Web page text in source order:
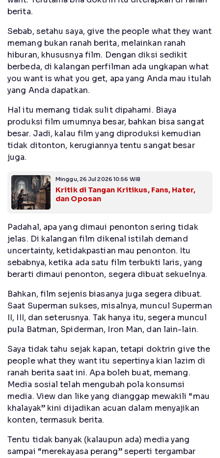
berita.
Sebab, setahu saya, give the people what they want
memang bukan ranah berita, melainkan ranah
hiburan, khususnya film. Dengan diksi sedikit
berbeda, di kalangan perfilman ada ungkapan what
you want is what you get, apa yang Anda mau itulah
yang Anda dapatkan.
Hal itu memang tidak sulit dipahami. Biaya
produksi film umumnya besar, bahkan bisa sangat
besar. Jadi, kalau film yang diproduksi kemudian
tidak ditonton, kerugiannya tentu sangat besar
juga.
Minggu, 26 Jul 2026 10:56 WIB
Kritik di Tangan Kritikus, Fans, Hater,
dan Oposan
Padahal, apa yang dimaui penonton sering tidak
jelas. Di kalangan film dikenal istilah demand
uncertainty, ketidakpastian mau penonton. Itu
sebabnya, ketika ada satu film terbukti laris, yang
berarti dimaui penonton, segera dibuat sekuelnya.
Bahkan, film sejenis biasanya juga segera dibuat.
Saat Superman sukses, misalnya, muncul Superman
II, III, dan seterusnya. Tak hanya itu, segera muncul
pula Batman, Spiderman, Iron Man, dan lain-lain.
Saya tidak tahu sejak kapan, tetapi doktrin give the
people what they want itu sepertinya kian lazim di
ranah berita saat ini. Apa boleh buat, memang.
Media sosial telah mengubah pola konsumsi
media. View dan like yang dianggap mewakili “mau
khalayak” kini dijadikan acuan dalam menyajikan
konten, termasuk berita.
Tentu tidak banyak (kalaupun ada) media yang
sampai “merekayasa perang” seperti tergambar